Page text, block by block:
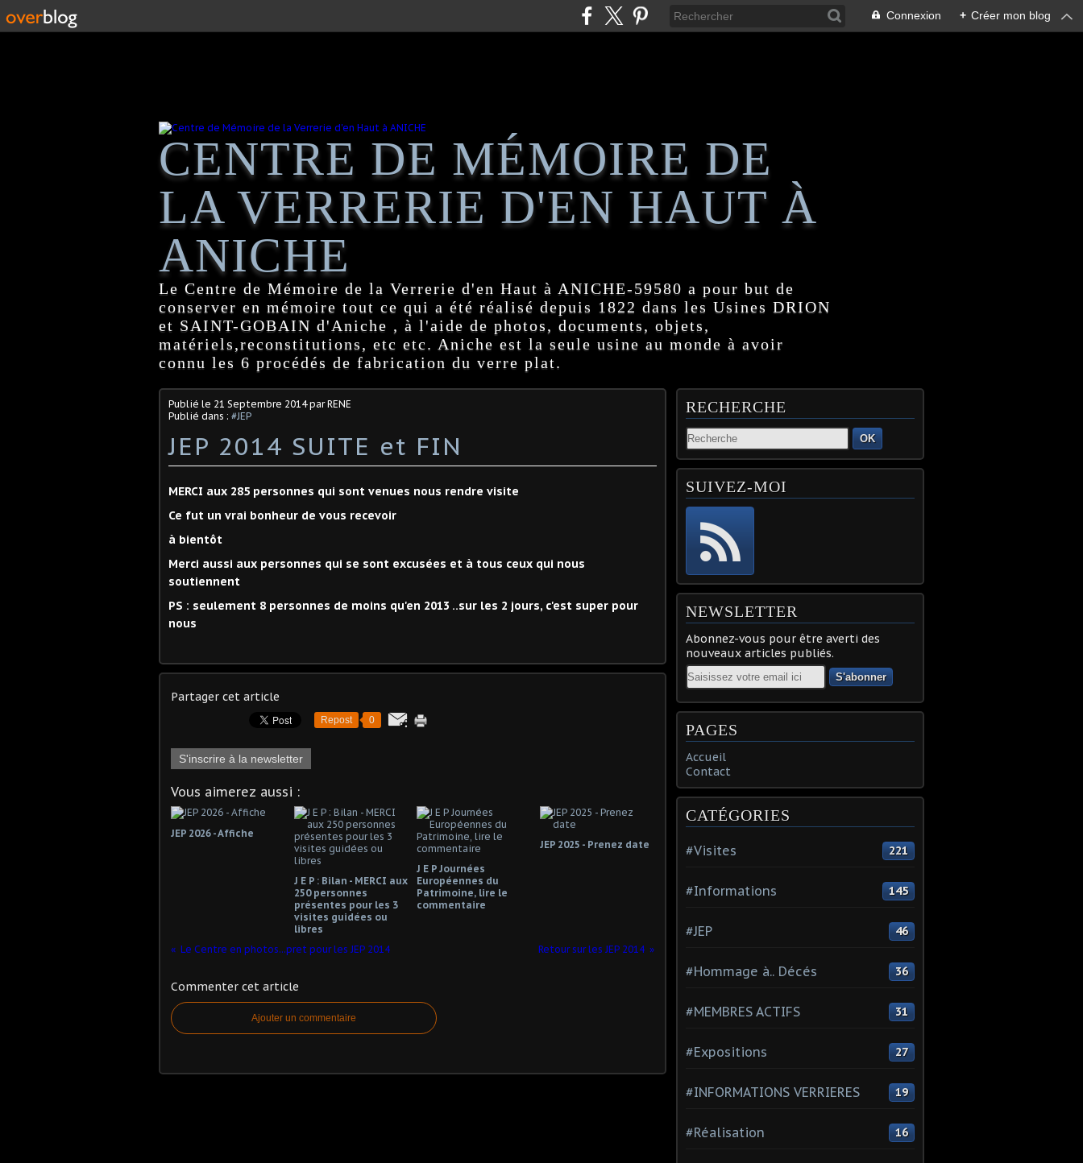
Connexion + Créer mon blog
CENTRE DE MÉMOIRE DE
LA VERRERIE D'EN HAUT À
ANICHE
Le Centre de Mémoire de la Verrerie d'en Haut à ANICHE-59580 a pour but de
conserver en mémoire tout ce qui a été réalisé depuis 1822 dans les Usines DRION
et SAINT-GOBAIN d'Aniche , à l'aide de photos, documents, objets,
matériels,reconstitutions, etc etc. Aniche est la seule usine au monde à avoir
connu les 6 procédés de fabrication du verre plat.
Publié le 21 Septembre 2014par RENE
Publié dans : #JEP
JEP 2014 SUITE et FIN
MERCI aux 285 personnes qui sont venues nous rendre visite
Ce fut un vrai bonheur de vous recevoir
à bientôt
Merci aussi aux personnes qui se sont excusées et à tous ceux qui nous
soutiennent
PS : seulement 8 personnes de moins qu'en 2013 ..sur les 2 jours, c'est super pour
nous
Partager cet article
Repost 0
S'inscrire à la newsletter
Vous aimerez aussi :
JEP 2026 - Affiche
J E P : Bilan - MERCI aux
250 personnes
présentes pour les 3
visites guidées ou
libres
J E P Journées
Européennes du
Patrimoine, lire le
commentaire
JEP 2025 - Prenez date
Le Centre en photos...pret pour les JEP 2014 Retour sur les JEP 2014
Commenter cet article
Ajouter un commentaire
RECHERCHE
OK
SUIVEZ-MOI
NEWSLETTER
Abonnez-vous pour être averti des
nouveaux articles publiés.
Email
PAGES
Accueil
Contact
CATÉGORIES
#Visites 221
#Informations 145
#JEP 46
#Hommage à.. Décés 36
#MEMBRES ACTIFS 31
#Expositions 27
#INFORMATIONS VERRIERES 19
#Réalisation 16